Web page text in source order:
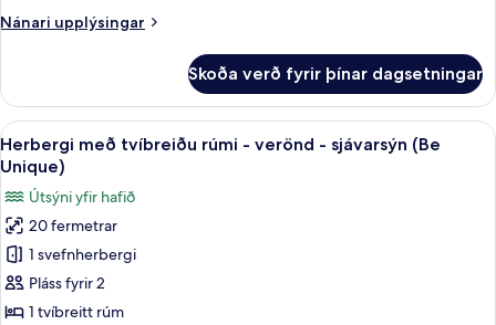
-
Extra
bed)
Nánari upplýsingar
Nánari
með
tvíbreiðu
rúmi
-
verönd
-
borgarsýn
(with
Extra
bed)
Skoða verð fyrir þínar dagsetningar
Skoða
allar
myndir
fyrir
Herbergi
með
tvíbreiðu
rúmi
Míníbar, skrifborð, vinnuaðstaða
6
Herbergi með tvíbreiðu rúmi - verönd - sjávarsýn (Be
Unique)
Útsýni yfir hafið
20 fermetrar
1 svefnherbergi
Pláss fyrir 2
1 tvíbreitt rúm